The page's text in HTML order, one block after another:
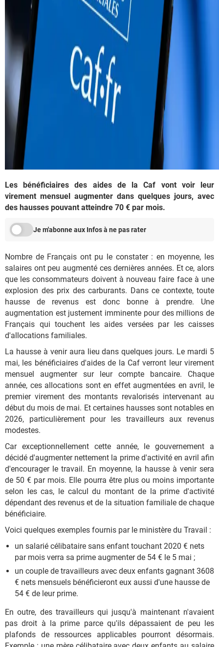
Les bénéficiaires des aides de la Caf vont voir leur
virement mensuel augmenter dans quelques jours, avec
des hausses pouvant atteindre 70 € par mois.
Je m'abonne aux Infos à ne pas rater
Nombre de Français ont pu le constater : en moyenne, les
salaires ont peu augmenté ces dernières années. Et ce, alors
que les consommateurs doivent à nouveau faire face à une
explosion des prix des carburants. Dans ce contexte, toute
hausse de revenus est donc bonne à prendre. Une
augmentation est justement imminente pour des millions de
Français qui touchent les aides versées par les caisses
d'allocations familiales.
La hausse à venir aura lieu dans quelques jours. Le mardi 5
mai, les bénéficiaires d'aides de la Caf verront leur virement
mensuel augmenter sur leur compte bancaire. Chaque
année, ces allocations sont en effet augmentées en avril, le
premier virement des montants revalorisés intervenant au
début du mois de mai. Et certaines hausses sont notables en
2026, particulièrement pour les travailleurs aux revenus
modestes.
Car exceptionnellement cette année, le gouvernement a
décidé d'augmenter nettement la prime d'activité en avril afin
d'encourager le travail. En moyenne, la hausse à venir sera
de 50 € par mois. Elle pourra être plus ou moins importante
selon les cas, le calcul du montant de la prime d'activité
dépendant des revenus et de la situation familiale de chaque
bénéficiaire.
Voici quelques exemples fournis par le ministère du Travail :
un salarié célibataire sans enfant touchant 2020 € nets
par mois verra sa prime augmenter de 54 € le 5 mai ;
un couple de travailleurs avec deux enfants gagnant 3608
€ nets mensuels bénéficieront eux aussi d'une hausse de
54 € de leur prime.
En outre, des travailleurs qui jusqu'à maintenant n'avaient
pas droit à la prime parce qu'ils dépassaient de peu les
plafonds de ressources applicables pourront désormais.